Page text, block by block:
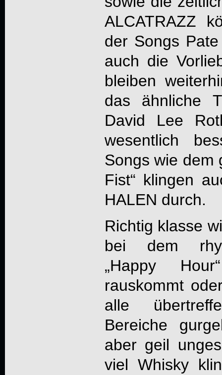
ALCATRAZZ
der Songs
auch die
bleiben
das ähnliche
David Lee
wesentlich
Songs wie dem
Fist“ klingen
HALEN durch.
Richtig klasse
bei dem
„Happy
rauskommt
alle
Bereiche
aber geil
viel Whisky